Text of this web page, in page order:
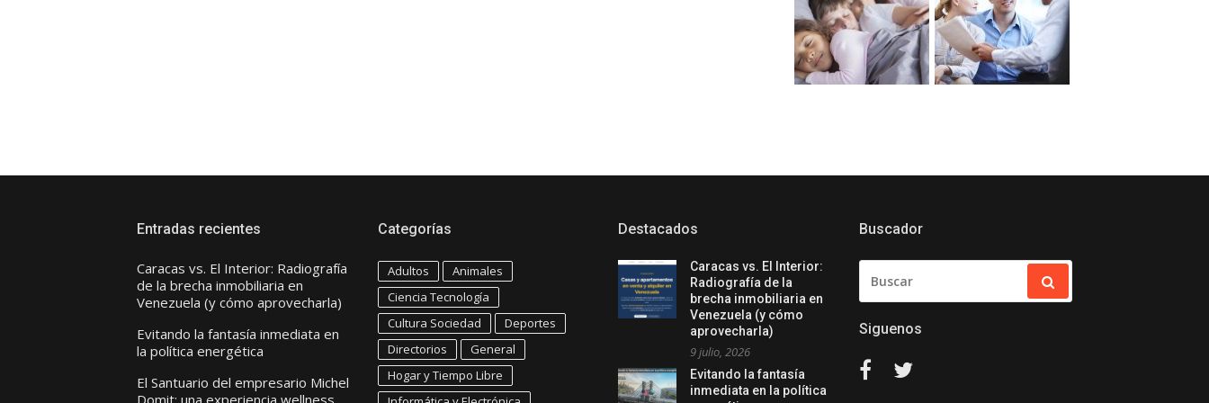
Entradas recientes
Caracas vs. El Interior: Radiografía
de la brecha inmobiliaria en
Venezuela (y cómo aprovecharla)
Evitando la fantasía inmediata en
la política energética
El Santuario del empresario Michel
Domit: una experiencia wellness
Categorías
Adultos
Animales
Ciencia Tecnología
Cultura Sociedad
Deportes
Directorios
General
Hogar y Tiempo Libre
Destacados
Caracas vs. El Interior:
Radiografía de la
brecha inmobiliaria en
Venezuela (y cómo
aprovecharla)
9 julio, 2026
Evitando la fantasía
inmediata en la política
Buscador
Siguenos
# #